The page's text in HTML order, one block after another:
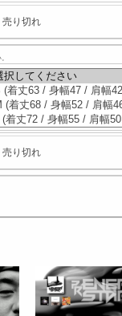
売り切れ
売り切れ